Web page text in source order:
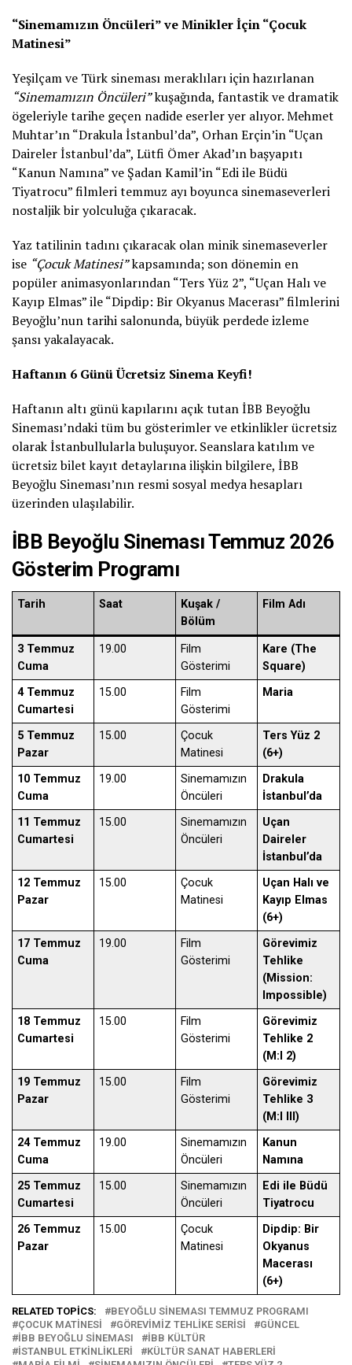
“Sinemamızın Öncüleri” ve Minikler İçin “Çocuk
Matinesi”
Yeşilçam ve Türk sineması meraklıları için hazırlanan
“Sinemamızın Öncüleri”kuşağında, fantastik ve dramatik
ögeleriyle tarihe geçen nadide eserler yer alıyor. Mehmet
Muhtar’ın “Drakula İstanbul’da”, Orhan Erçin’in “Uçan
Daireler İstanbul’da”, Lütfi Ömer Akad’ın başyapıtı
“Kanun Namına” ve Şadan Kamil’in “Edi ile Büdü
Tiyatrocu” filmleri temmuz ayı boyunca sinemaseverleri
nostaljik bir yolculuğa çıkaracak.
Yaz tatilinin tadını çıkaracak olan minik sinemaseverler
ise “Çocuk Matinesi”kapsamında; son dönemin en
popüler animasyonlarından “Ters Yüz 2”, “Uçan Halı ve
Kayıp Elmas” ile “Dipdip: Bir Okyanus Macerası” filmlerini
Beyoğlu’nun tarihi salonunda, büyük perdede izleme
şansı yakalayacak.
Haftanın 6 Günü Ücretsiz Sinema Keyfi!
Haftanın altı günü kapılarını açık tutan İBB Beyoğlu
Sineması’ndaki tüm bu gösterimler ve etkinlikler ücretsiz
olarak İstanbullularla buluşuyor. Seanslara katılım ve
ücretsiz bilet kayıt detaylarına ilişkin bilgilere, İBB
Beyoğlu Sineması’nın resmi sosyal medya hesapları
üzerinden ulaşılabilir.
İBB Beyoğlu Sineması Temmuz 2026
Gösterim Programı
Tarih Saat
Kuşak /
Bölüm
Film Adı
3 Temmuz
Cuma
19.00
Film
Gösterimi
Kare (The
Square)
4 Temmuz
Cumartesi
15.00
Film
Gösterimi
Maria
5 Temmuz
Pazar
15.00
Çocuk
Matinesi
Ters Yüz 2
(6+)
10 Temmuz
Cuma
19.00
Sinemamızın
Öncüleri
Drakula
İstanbul’da
11 Temmuz
Cumartesi
15.00
Sinemamızın
Öncüleri
Uçan
Daireler
İstanbul’da
12 Temmuz
Pazar
15.00
Çocuk
Matinesi
Uçan Halı ve
Kayıp Elmas
(6+)
17 Temmuz
Cuma
19.00
Film
Gösterimi
Görevimiz
Tehlike
(Mission:
Impossible)
18 Temmuz
Cumartesi
15.00
Film
Gösterimi
Görevimiz
Tehlike 2
(M:I 2)
19 Temmuz
Pazar
15.00
Film
Gösterimi
Görevimiz
Tehlike 3
(M:I III)
24 Temmuz
Cuma
19.00
Sinemamızın
Öncüleri
Kanun
Namına
25 Temmuz
Cumartesi
15.00
Sinemamızın
Öncüleri
Edi ile Büdü
Tiyatrocu
26 Temmuz
Pazar
15.00
Çocuk
Matinesi
Dipdip: Bir
Okyanus
Macerası
(6+)
RELATED TOPICS:
BEYOĞLU SINEMASI TEMMUZ PROGRAMI
ÇOCUK MATINESI
GÖREVIMIZ TEHLIKE SERISI
GÜNCEL
İBB BEYOĞLU SINEMASI
İBB KÜLTÜR
İSTANBUL ETKINLIKLERI
KÜLTÜR SANAT HABERLERI